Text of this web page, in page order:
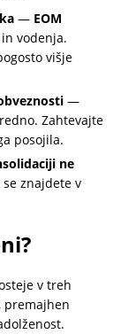
— EOM
vodenja.
višje
—
Zahtevajte
posojila.
ne
znajdete v
v treh
premajhen